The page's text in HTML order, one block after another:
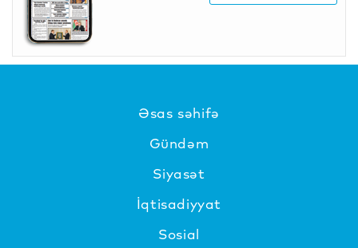
Əsas səhifə
Gündəm
Siyasət
İqtisadiyyat
Sosial